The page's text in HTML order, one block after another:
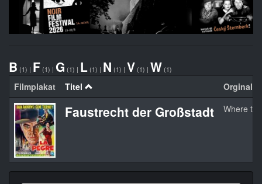
B (1) | F (1) | G (1) | L (1) | N (1) | V (1) | W (1)
Filmplakat Titel
Faustrecht der Großstadt Where